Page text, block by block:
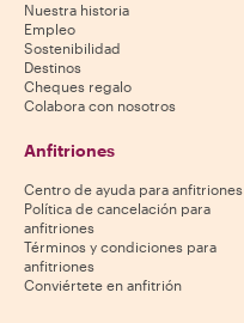
Nuestra historia
Empleo
Sostenibilidad
Destinos
Cheques regalo
Colabora con nosotros
Anfitriones
Centro de ayuda para anfitriones
Política de cancelación para
anfitriones
Términos y condiciones para
anfitriones
Conviértete en anfitrión